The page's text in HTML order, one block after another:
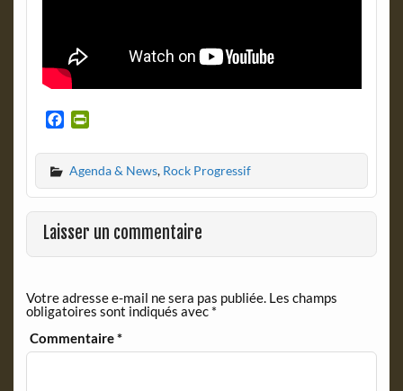
c
e
b
o
o
k
i
n
t
F
r
e
d
l
y
Agenda & News, Rock Progressif
Laisser un commentaire
Votre adresse e-mail ne sera pas publiée. Les champs
obligatoires sont indiqués avec *
Commentaire*